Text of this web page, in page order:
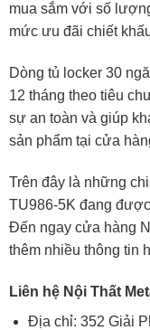
mua sắm với số
mức ưu đãi chiết
Dòng tủ locker 30
12 tháng theo tiêu
sự an toàn và giúp
sản phẩm tại cửa
Trên đây là những
TU986-5K đang
Đến ngay cửa hàng
thêm nhiều thông tin
Liên hệ Nội Thất
Địa chỉ: 352 Giải